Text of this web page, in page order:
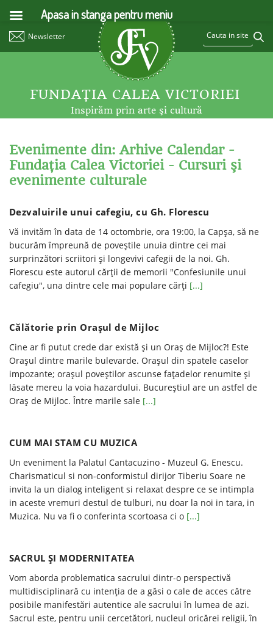
Newsletter
FUNDAŢIA CALEA VICTORIEI
Inspirăm prin arte şi cultură
Evenimente din: Arhive Calendar -
Fundaţia Calea Victoriei - Cursuri şi
evenimente culturale
Dezvaluirile unui cafegiu, cu Gh. Florescu
Vă invităm în data de 14 octombrie, ora 19:00, la Capșa, să ne
bucurăm împreună de poveștile unuia dintre cei mai
surprinzători scriitori și longevivi cafegii de la noi. Gh.
Florescu este autorul cărții de memorii "Confesiunile unui
cafegiu", una dintre cele mai populare cărți [...]
Călătorie prin Oraşul de Mijloc
Cine ar fi putut crede dar există şi un Oraş de Mijloc?! Este
Oraşul dintre marile bulevarde. Oraşul din spatele caselor
impozante; oraşul poveştilor ascunse faţadelor renumite şi
lăsate mereu la voia hazardului. Bucureştiul are un astfel de
Oraş de Mijloc. Între marile sale [...]
CUM MAI STAM CU MUZICA
Un eveniment la Palatul Cantacuzino - Muzeul G. Enescu.
Charismaticul si non-conformistul dirijor Tiberiu Soare ne
invita la un dialog inteligent si relaxat despre ce se intimpla
in aceste vremuri destul de tulburi, nu doar la noi in tara, in
Muzica. Nu va fi o conferinta scortoasa ci o [...]
SACRUL ŞI MODERNITATEA
Vom aborda problematica sacrului dintr-o perspectivă
multidisciplinară cu intenția de a găsi o cale de acces către
posibile manifestări autentice ale sacrului în lumea de azi.
Sacrul este, pentru unii cercetători, nucleul oricărei religii, în
Apasa in stanga pentru meniu